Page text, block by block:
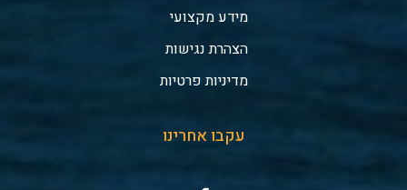
מידע מקצועי
הצהרת נגישות
מדיניות פרטיות
עקבו אחרינו